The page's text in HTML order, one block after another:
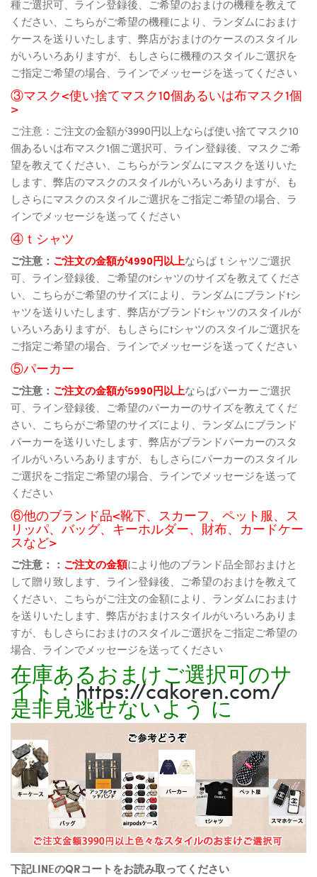
種ご選択可、ライン登録後、ご希望のおまけの機種を教えて
ください、こちらがご希望の機種により、ランダムにおまけ
ケースを送りいたします、弊店がおまけのケースのスタイル
がいろいろありますが、もしさらに機種のスタイルご選択を
ご指定ご希望の場合、ラインでメッセージを送ってください
③マスク<使い捨てマスク10個あるいは布マスク1個
>
ご注意：ご注文の金額が3990円以上ならば使い捨てマスク10
個あるいは布マスク1個ご選択可、ライン登録後、マスクご希
望を教えてください、こちらがランダムにマスクを送りいた
します、弊店のマスクのスタイルがいろいろありますが、も
しさらにマスクのスタイルご選択をご指定ご希望の場合、ラ
インでメッセージを送ってください
④ｔシャツ
ご注意： ご注文の金額が4990円以上ならばｔシャツご選択
可、ライン登録後、ご希望のtシャツのサイズを教えてくださ
い、こちらがご希望のサイズにより、ランダムにブランドtシ
ャツを送りいたします、弊店がブランドtシャツのスタイルが
いろいろありますが、もしさらにtシャツのスタイルご選択を
ご指定ご希望の場合、ラインでメッセージを送ってください
⑤パーカー
ご注意： ご注文の金額が5990円以上ならばパーカーご選択
可、ライン登録後、ご希望のパーカーのサイズを教えてくだ
さい、こちらがご希望のサイズにより、ランダムにブランド
パーカーを送りいたします、弊店がブランドパーカーのスタ
イルがいろいろありますが、もしさらにパーカーのスタイル
ご選択をご指定ご希望の場合、ラインでメッセージを送って
ください
⑥他のブランド品<靴下、スカーフ、ペット服、ス
リッパ、バッグ、キーホルダー、財布、カードケー
スなど>
ご注意：： ご注文の金額により他のブランド品全部おまけと
して贈り致します、ライン登録後、ご希望のおまけを教えて
ください、こちらがご注文の金額により、ランダムにおまけ
を送りいたします、弊店がおまけスタイルがいろいろありま
すが、もしさらにおまけのスタイルご選択をご指定ご希望の
場合、ラインでメッセージを送ってください
在庫あるおまけご選択可のサ
イト：https://cakoren.com/
是非見逃せないよう に
下記LINEのQRコートをお読み取ってください